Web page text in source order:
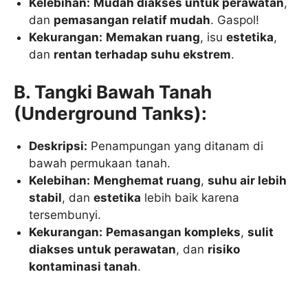
Kelebihan: Mudah diakses untuk perawatan,
dan pemasangan relatif mudah. Gaspol!
Kekurangan: Memakan ruang, isuestetika,
dan rentan terhadap suhu ekstrem.
B. Tangki Bawah Tanah
(Underground Tanks):
Deskripsi: Penampungan yang ditanam di
bawah permukaan tanah.
Kelebihan: Menghemat ruang,suhu air lebih
stabil, danestetika lebih baik karena
tersembunyi.
Kekurangan: Pemasangan kompleks,sulit
diakses untuk perawatan, dan risiko
kontaminasi tanah.